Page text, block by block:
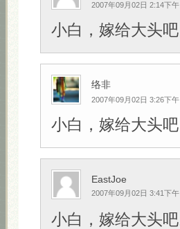
2007年09月02日 2:14下午
小白，嫁给大头
络非
2007年09月02日 3:26下午
小白，嫁给大头吧
EastJoe
2007年09月02日 3:41下午
小白，嫁给大头吧